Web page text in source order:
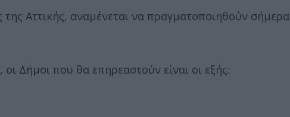
της Αττικής, αναμένεται να πραγματοποιηθούν σήμερα
, οι Δήμοι που θα επηρεαστούν είναι οι εξής: